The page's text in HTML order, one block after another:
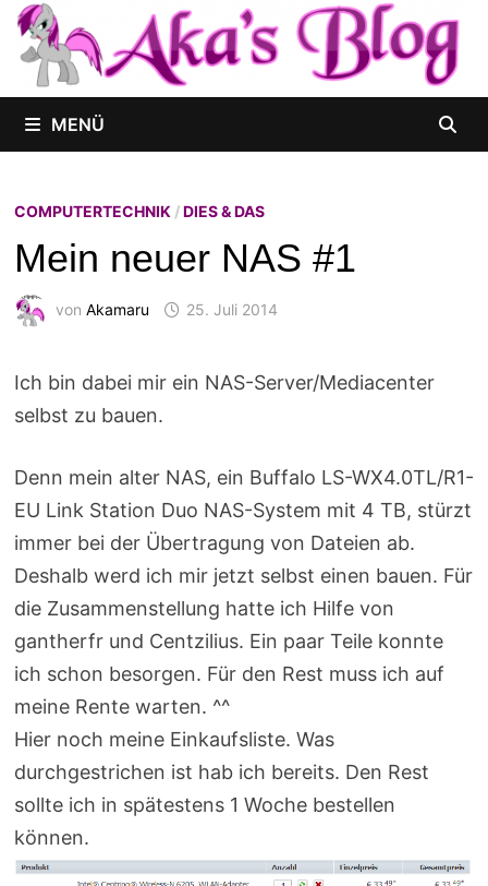
Zum
Inhalt
springen
MENÜ
COMPUTERTECHNIK/DIES & DAS
Mein neuer NAS #1
von Akamaru 25. Juli 2014
Ich bin dabei mir ein NAS-Server/Mediacenter
selbst zu bauen.
Denn mein alter NAS, ein Buffalo LS-WX4.0TL/R1-
EU Link Station Duo NAS-System mit 4 TB, stürzt
immer bei der Übertragung von Dateien ab.
Deshalb werd ich mir jetzt selbst einen bauen. Für
die Zusammenstellung hatte ich Hilfe von
gantherfr und Centzilius. Ein paar Teile konnte
ich schon besorgen. Für den Rest muss ich auf
meine Rente warten. ^^
Hier noch meine Einkaufsliste. Was
durchgestrichen ist hab ich bereits. Den Rest
sollte ich in spätestens 1 Woche bestellen
können.